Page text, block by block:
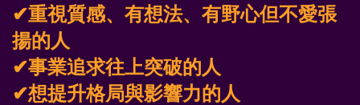
✔重視質感、有想法、有野心但不愛張
揚的人
✔事業追求往上突破的人
✔想提升格局與影響力的人